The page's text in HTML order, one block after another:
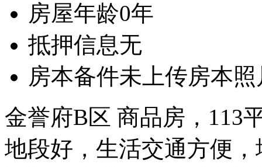
房屋年龄0年
抵押信息无
房本备件未上传房本照
金誉府B区 商品房，113
地段好，生活交通方便